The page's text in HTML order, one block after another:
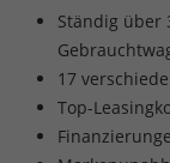
Ständig über
17
Top-